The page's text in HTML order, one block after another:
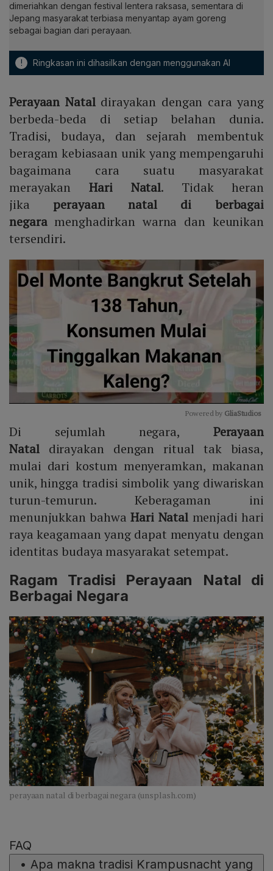
dimeriahkan dengan festival lentera raksasa, sementara di
Jepang masyarakat terbiasa menyantap ayam goreng
sebagai bagian dari perayaan.
! Ringkasan ini dihasilkan dengan menggunakan AI
Perayaan Nataldirayakan dengan cara yang
berbeda-beda di setiap belahan dunia.
Tradisi, budaya, dan sejarah membentuk
beragam kebiasaan unik yang mempengaruhi
bagaimana cara suatu masyarakat
merayakanHari Natal. Tidak heran
jikaperayaan natal di berbagai
negaramenghadirkan warna dan keunikan
tersendiri.
Mute
Powered by GliaStudios
Di sejumlah negara, Perayaan
Nataldirayakan dengan ritual tak biasa,
mulai dari kostum menyeramkan, makanan
unik, hingga tradisi simbolik yang diwariskan
turun-temurun. Keberagaman ini
menunjukkan bahwaHari Natal menjadi hari
raya keagamaan yang dapat menyatu dengan
identitas budaya masyarakat setempat.
Ragam Tradisi Perayaan Natal di
Berbagai Negara
perayaan natal di berbagai negara (unsplash.com)
FAQ
• Apa makna tradisi Krampusnacht yang